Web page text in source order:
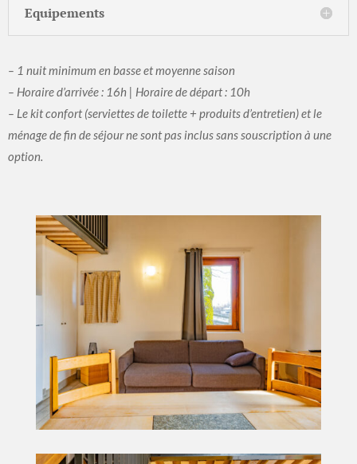
Equipements
– 1 nuit minimum en basse et moyenne saison
– Horaire d’arrivée : 16h | Horaire de départ : 10h
– Le kit confort (serviettes de toilette + produits d’entretien) et le
ménage de fin de séjour ne sont pas inclus sans souscription à une
option.